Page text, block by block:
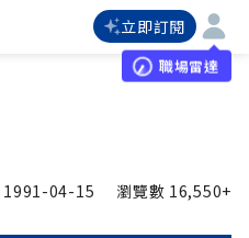
立即訂閱
職場雷達
1991-04-15 瀏覽數 16,550+